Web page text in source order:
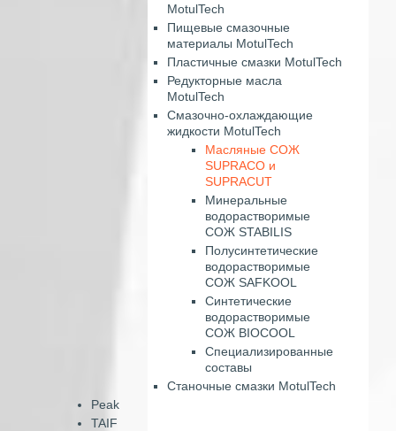
MotulTech
Пищевые смазочные
материалы MotulTech
Пластичные смазки MotulTech
Редукторные масла
MotulTech
Смазочно-охлаждающие
жидкости MotulTech
Масляные СОЖ
SUPRACO и
SUPRACUT
Минеральные
водорастворимые
СОЖ STABILIS
Полусинтетические
водорастворимые
СОЖ SAFKOOL
Синтетические
водорастворимые
СОЖ BIOCOOL
Специализированные
составы
Станочные смазки MotulTech
Peak
TAIF